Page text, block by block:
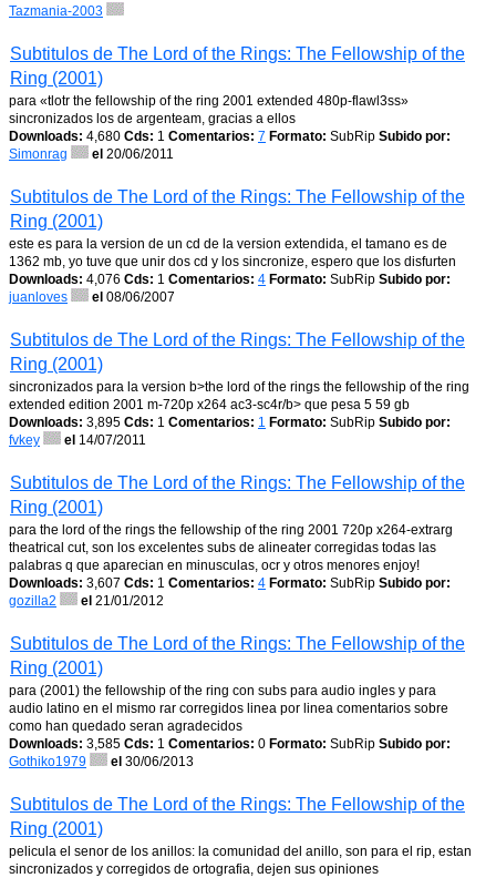
Tazmania-2003
Subtitulos de The Lord of the Rings: The Fellowship of the
Ring (2001)
para «tlotr the fellowship of the ring 2001 extended 480p-flawl3ss»
sincronizados los de argenteam, gracias a ellos
Downloads: 4,680 Cds: 1 Comentarios: 7 Formato: SubRip Subido por:
Simonrag
el 20/06/2011
Subtitulos de The Lord of the Rings: The Fellowship of the
Ring (2001)
este es para la version de un cd de la version extendida, el tamano es de
1362 mb, yo tuve que unir dos cd y los sincronize, espero que los disfurten
Downloads: 4,076 Cds: 1 Comentarios: 4 Formato: SubRip Subido por:
juanloves
el 08/06/2007
Subtitulos de The Lord of the Rings: The Fellowship of the
Ring (2001)
sincronizados para la version b>the lord of the rings the fellowship of the ring
extended edition 2001 m-720p x264 ac3-sc4r/b> que pesa 5 59 gb
Downloads: 3,895 Cds: 1 Comentarios: 1 Formato: SubRip Subido por:
fvkey
el 14/07/2011
Subtitulos de The Lord of the Rings: The Fellowship of the
Ring (2001)
para the lord of the rings the fellowship of the ring 2001 720p x264-extrarg
theatrical cut, son los excelentes subs de alineater corregidas todas las
palabras q que aparecian en minusculas, ocr y otros menores enjoy!
Downloads: 3,607 Cds: 1 Comentarios: 4 Formato: SubRip Subido por:
gozilla2
el 21/01/2012
Subtitulos de The Lord of the Rings: The Fellowship of the
Ring (2001)
para (2001) the fellowship of the ring con subs para audio ingles y para
audio latino en el mismo rar corregidos linea por linea comentarios sobre
como han quedado seran agradecidos
Downloads: 3,585 Cds: 1 Comentarios: 0 Formato: SubRip Subido por:
Gothiko1979
el 30/06/2013
Subtitulos de The Lord of the Rings: The Fellowship of the
Ring (2001)
pelicula el senor de los anillos: la comunidad del anillo, son para el rip, estan
sincronizados y corregidos de ortografia, dejen sus opiniones